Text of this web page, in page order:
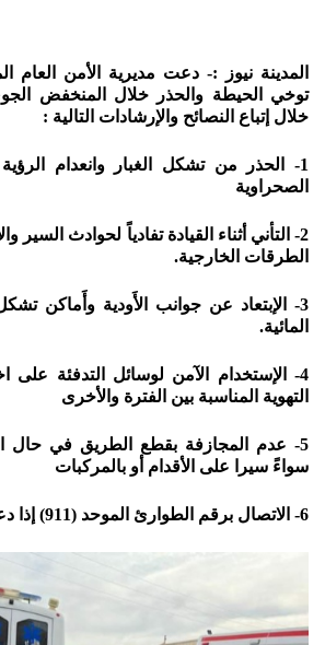
المدينة نيوز :- دعت مديرية الأمن العام
توخي الحيطة والحذر خلال المنخفض
خلال إتباع النصائح والإرشادات التالية :
1- الحذر من تشكل الغبار وانعدام
الصحراوية
2- التأني أثناء القيادة تفادياً لحوادث
الطرقات الخارجية.
3- الإبتعاد عن جوانب الأَودية وأَماكن
المائية.
4- الإستخدام الآمن لوسائل التدفئة على
التهوية المناسبة بين الفترة والأخرى
5- عدم المجازفة بقطع الطريق في حال
سواءً سيرا على الأقدام أو بالمركبات
6- الاتصال برقم الطوارئ الموحد (911) إذا دعت الحاجة لذلك.